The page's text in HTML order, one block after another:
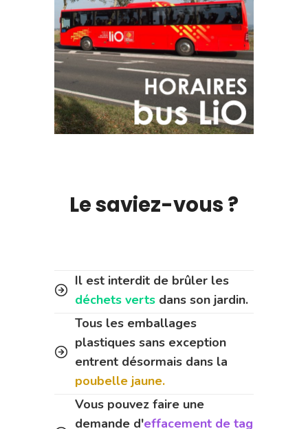
Le saviez-vous ?
Il est interdit de brûler les
déchets verts dans son jardin.
Tous les emballages
plastiques sans exception
entrent désormais dans la
poubelle jaune.
Vous pouvez faire une
demande d'effacement de tag